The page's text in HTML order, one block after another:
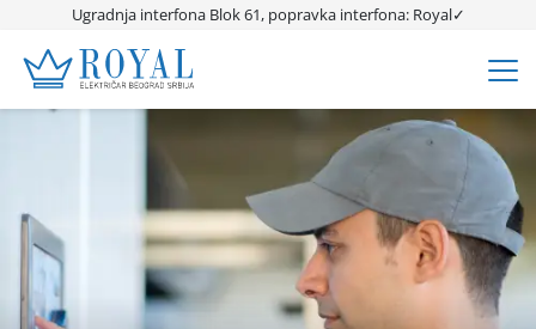
Ugradnja interfona Blok 61, popravka interfona: Royal✓